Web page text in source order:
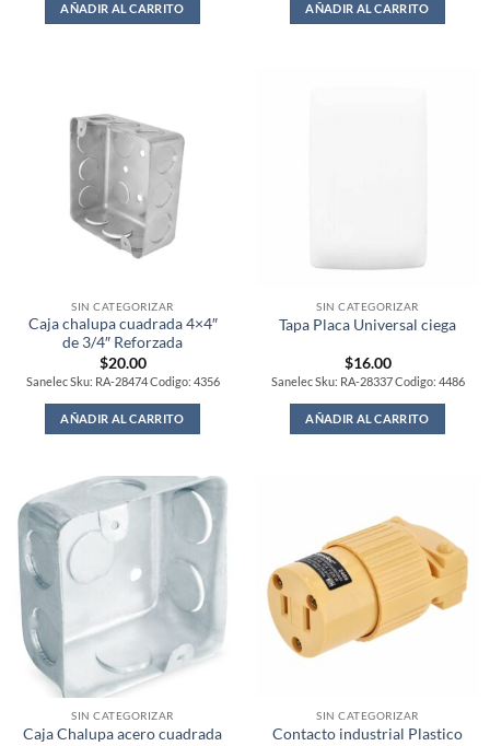
AÑADIR AL CARRITO AÑADIR AL CARRITO
SIN CATEGORIZAR
Caja chalupa cuadrada 4×4″
de 3/4″ Reforzada
$20.00
Sanelec Sku: RA-28474 Codigo: 4356
AÑADIR AL CARRITO
SIN CATEGORIZAR
Tapa Placa Universal ciega
$16.00
Sanelec Sku: RA-28337 Codigo: 4486
AÑADIR AL CARRITO
SIN CATEGORIZAR
Caja Chalupa acero cuadrada
SIN CATEGORIZAR
Contacto industrial Plastico